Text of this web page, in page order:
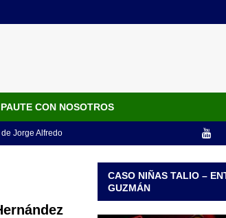
PAUTE CON NOSOTROS
Jorge Alfredo
el asesinato
CASO NIÑAS TALIO –
GUZMÁN